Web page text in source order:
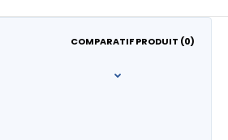
COMPARATIF PRODUIT (0)